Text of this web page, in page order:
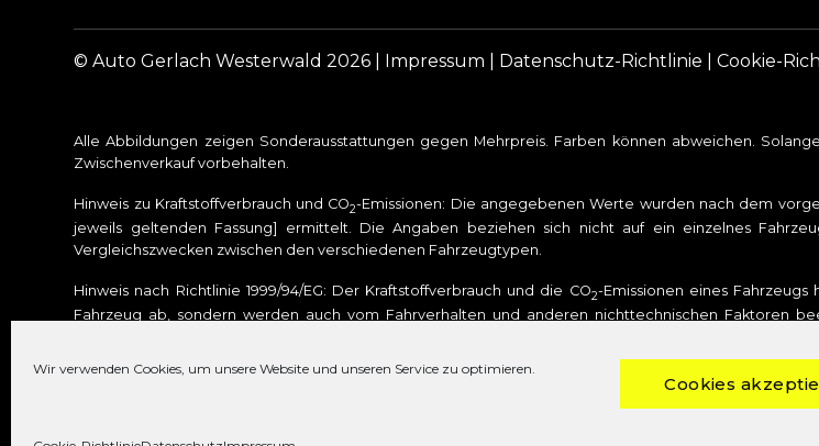
Wir verwenden Cookies, um unsere Website und unseren Service zu optimieren.
Cookies
© Auto Gerlach Westerwald 2026 | Impressum Datenschutz-Richtlinie |Cookie-
Alle Abbildungen zeigen Sonderausstattungen gegen Mehrpreis. Farben können abweichen.
Zwischenverkauf vorbehalten.
Hinweis zu Kraftstoffverbrauch und CO2-Emissionen: Die angegebenen Werte wurden nach dem
jeweils geltenden Fassung] ermittelt. Die Angaben beziehen sich nicht auf ein einzelnes
Vergleichszwecken zwischen den verschiedenen Fahrzeugtypen.
Hinweis nach Richtlinie 1999/94/EG: Der Kraftstoffverbrauch und die CO2-Emissionen eines
Fahrzeug ab, sondern werden auch vom Fahrverhalten und anderen nichttechnischen Faktoren
den Kraftstoffverbrauch, die CO2-Emissionen und den Stromverbrauch neuer Personenkraftwagen“
ist. Für weitere Informationen siehe Pkw-Energieverbrauchskennzeichnungsverordnung – Pkw-EnVKV.